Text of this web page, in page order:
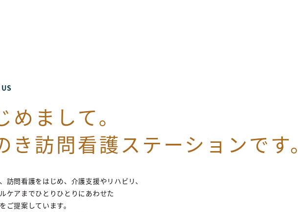
めまして。
き訪問看護ステーションです。
訪問看護をはじめ、介護支援やリハビリ、
ケアまでひとりひとりにあわせた
ご提案しています。